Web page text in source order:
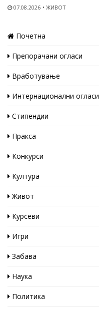
07.08.2026 ЖИВОТ
Почетна
Препорачани огласи
Вработување
Интернационални огласи
Стипендии
Пракса
Конкурси
Култура
Живот
Курсеви
Игри
Забава
Наука
Политика